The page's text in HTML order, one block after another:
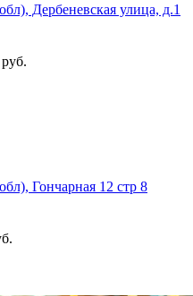
Дербеневская улица, д.1
Гончарная 12 стр 8